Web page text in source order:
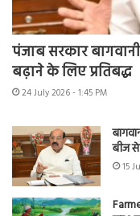
पंजाब सरकार
बढ़ाने के लिए प्रतिबद्ध
24 July 2026 - 1:45 PM
बीज से
15